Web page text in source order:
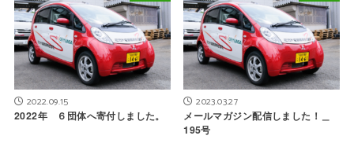
2022.09.15
2022年 ６団体へ寄付しました。
2023.03.27
メールマガジン配信しました！＿
195号